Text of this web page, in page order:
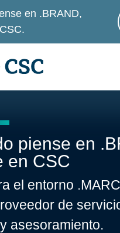
principal
en .BRAND,
piense en
en CSC
el entorno
de
asesoramiento.